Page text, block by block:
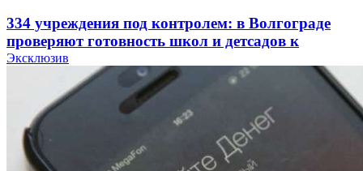
334 учреждения под контролем: в Волгограде
проверяют готовность школ и детсадов к
учебному году
Покушение на убийство в Волгограде: девушка
напала на незнакомую женщину с ножом
Эксклюзив